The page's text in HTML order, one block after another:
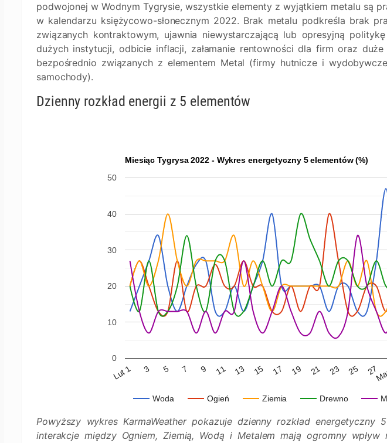
podwojonej w Wodnym Tygrysie, wszystkie elementy z wyjątkiem metalu są
w kalendarzu księżycowo-słonecznym 2022. Brak metalu podkreśla brak
związanych kontraktowym, ujawnia niewystarczającą lub opresyjną
dużych instytucji, odbicie inflacji, załamanie rentowności dla firm oraz duże
bezpośrednio związanych z elementem Metal (firmy hutnicze i
samochody).
Dzienny rozkład energii z 5 elementów
Miesiąc Tygrysa 2022 - Wykres energetyczny 5 elementów (%)
Woda Ogień Ziemia Drewno
Lut 1 3 5 7 9 11 13 15 17 19 21 23 25 27
0
10
20
30
40
50
Powyższy wykres KarmaWeather pokazuje dzienny rozkład energetyczny
interakcje między Ogniem, Ziemią, Wodą i Metalem mają ogromny